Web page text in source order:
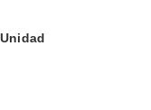
Unidad